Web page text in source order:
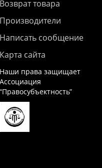
Возврат товара
Производители
Написать сообщение
Карта сайта
Наши права защищает
Ассоциация
“Правосубъектность”